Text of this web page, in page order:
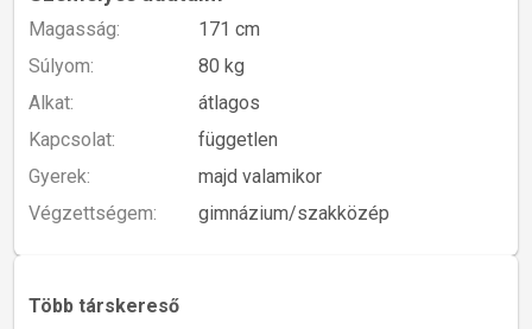
Magasság:
171 cm
Súlyom:
80 kg
Alkat:
átlagos
Kapcsolat:
független
Gyerek:
majd valamikor
Végzettségem:
gimnázium/szakközép
Több társkereső